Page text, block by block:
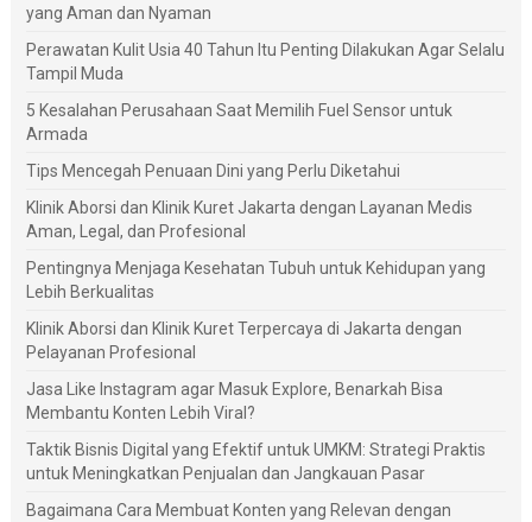
yang Aman dan Nyaman
Perawatan Kulit Usia 40 Tahun Itu Penting Dilakukan Agar Selalu
Tampil Muda
5 Kesalahan Perusahaan Saat Memilih Fuel Sensor untuk
Armada
Tips Mencegah Penuaan Dini yang Perlu Diketahui
Klinik Aborsi dan Klinik Kuret Jakarta dengan Layanan Medis
Aman, Legal, dan Profesional
Pentingnya Menjaga Kesehatan Tubuh untuk Kehidupan yang
Lebih Berkualitas
Klinik Aborsi dan Klinik Kuret Terpercaya di Jakarta dengan
Pelayanan Profesional
Jasa Like Instagram agar Masuk Explore, Benarkah Bisa
Membantu Konten Lebih Viral?
Taktik Bisnis Digital yang Efektif untuk UMKM: Strategi Praktis
untuk Meningkatkan Penjualan dan Jangkauan Pasar
Bagaimana Cara Membuat Konten yang Relevan dengan